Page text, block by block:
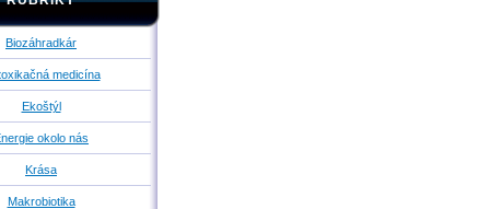
Biozáhradkár
medicína
Ekoštýl
okolo nás
Krása
Makrobiotika